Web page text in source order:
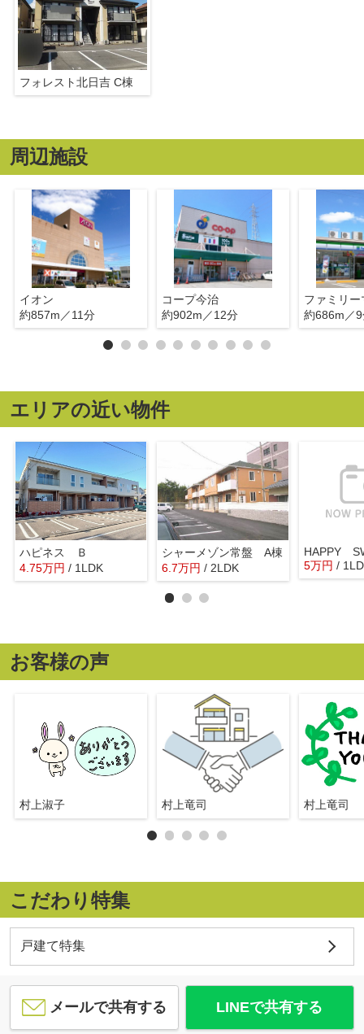
フォレスト北日吉 C棟
周辺施設
イオン
約857m／11分
コープ今治
約902m／12分
約686m／
エリアの近い物件
ハピネス Ｂ
4.75万円 / 1LDK
シャーメゾン常盤 A棟
6.7万円 / 2LDK
HAPPY
5万円 /
お客様の声
村上淑子 村上竜司 村上竜司
こだわり特集
戸建て特集
メールで共有する LINEで共有する